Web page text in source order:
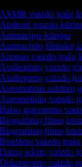
vaizdo įrašų
vaizdo
kūrėjas
filmukų
vaizdo įrašų
vaizdo
vaizdo
subtitrų
vaizdo
įgarsinimo
filmų
filmų
vaizdo įrašų
tekstų vaizdo
vaizdo